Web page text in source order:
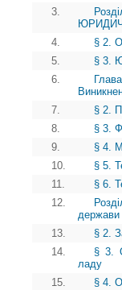
3.
4.
§ 2.
5.
§ 3.
6.
7.
§ 2.
8.
§ 3.
9.
§ 4.
10.
§ 5.
11.
§ 6.
12.
держави
13.
§ 2.
14.
§ 3.
ладу
15.
§ 4.